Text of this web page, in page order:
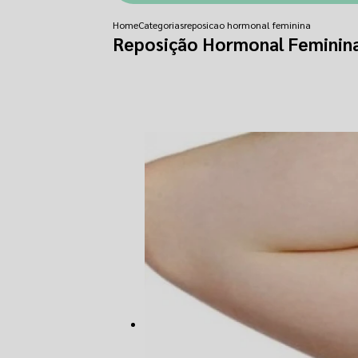
HomeCategoriasreposicao hormonal feminina
Reposição Hormonal